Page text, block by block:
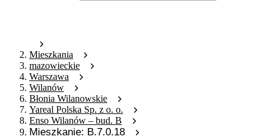
Mieszkania
mazowieckie
Warszawa
Wilanów
Błonia Wilanowskie
Yareal Polska Sp. z o. o.
Enso Wilanów – bud. B
Mieszkanie: B.7.0.18